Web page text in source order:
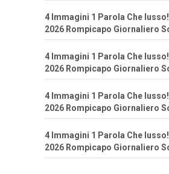
4 Immagini 1 Parola Che
2026 Rompicapo Giornaliero
4 Immagini 1 Parola Che
2026 Rompicapo Giornaliero
4 Immagini 1 Parola Che
2026 Rompicapo Giornaliero
4 Immagini 1 Parola Che
2026 Rompicapo Giornaliero